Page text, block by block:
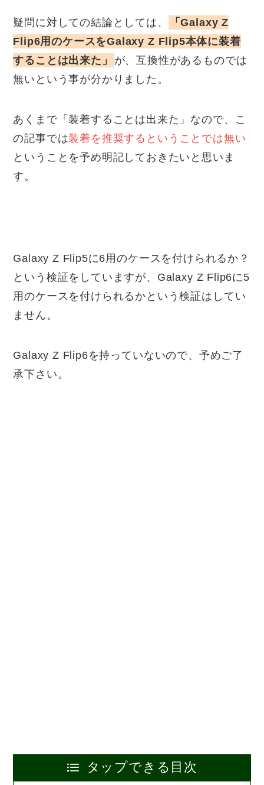
疑問に対しての結論としては、
「Galaxy Z
Flip6用のケースをGalaxy Z Flip5本体に装着
することは出来た」
が、互換性があるものでは
無いという事が分かりました。
あくまで「装着することは出来た」なので、こ
の記事では装着を推奨するということでは無い
ということを予め明記しておきたいと思いま
す。
Galaxy Z Flip5に6用のケースを付けられるか？
という検証をしていますが、Galaxy Z Flip6に5
用のケースを付けられるかという検証はしてい
ません。
Galaxy Z Flip6を持っていないので、予めご了
承下さい。
タップできる目次